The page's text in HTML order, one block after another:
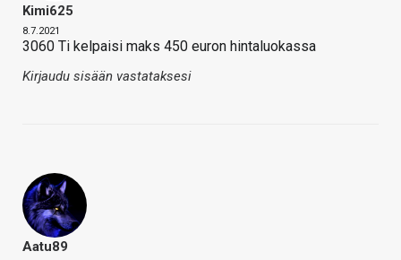
Kimi625
8.7.2021
3060 Ti kelpaisi maks 450 euron hintaluokassa
Kirjaudu sisään vastataksesi
Aatu89